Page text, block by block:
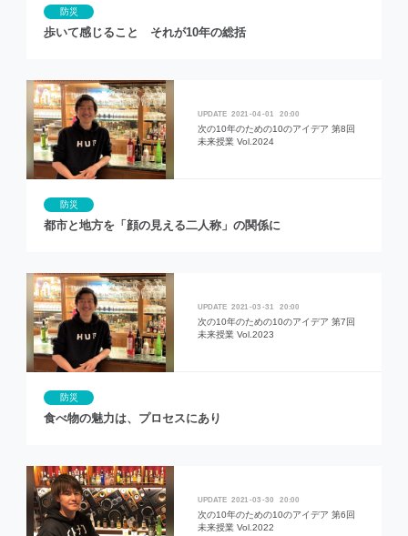
防災
歩いて感じること それが10年の総括
2021 04 01 20:00
次の10年のための10のアイデア 第8回
未来授業 Vol.2024
防災
都市と地方を「顔の見える二人称」の関係に
2021 03 31 20:00
次の10年のための10のアイデア 第7回
未来授業 Vol.2023
防災
食べ物の魅力は、プロセスにあり
2021 03 30 20:00
次の10年のための10のアイデア 第6回
未来授業 Vol.2022